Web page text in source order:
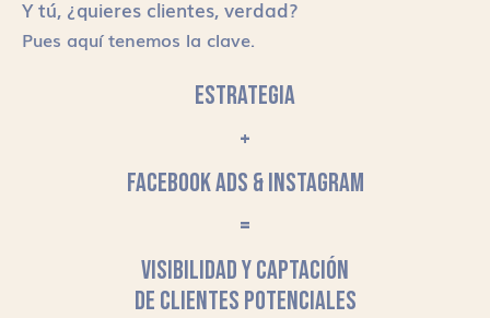
Y tú, ¿quieres clientes, verdad?
Pues aquí tenemos la clave.
ESTRATEGIA
+
FACEBOOK ADS & INSTAGRAM
=
VISIBILIDAD Y CAPTACIÓN
DE CLIENTES POTENCIALES